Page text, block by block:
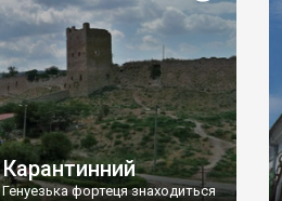
фортеця знаходиться